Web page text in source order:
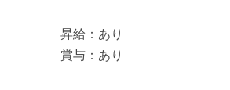
昇給：あり
賞与：あり